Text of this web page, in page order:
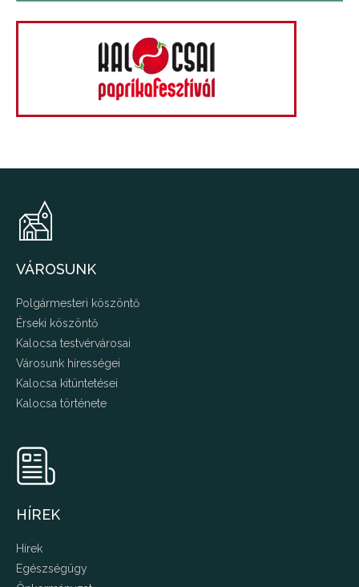
VÁROSUNK
Polgármesteri köszöntő
Érseki köszöntő
Kalocsa testvérvárosai
Városunk hírességei
Kalocsa kitüntetései
Kalocsa története
HÍREK
Hírek
Egészségügy